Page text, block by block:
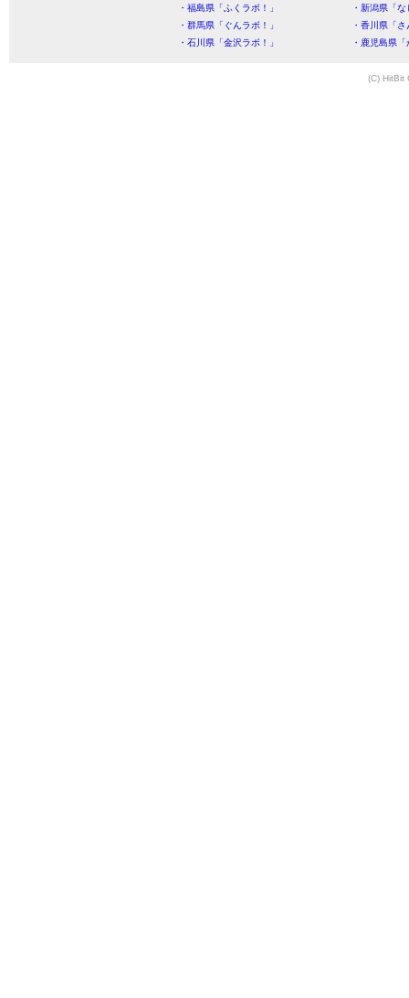
・福島県「ふくラボ！」
・新潟県「
・群馬県「ぐんラボ！」
・香川県「
・石川県「金沢ラボ！」
・鹿児島県
(C) HitBit